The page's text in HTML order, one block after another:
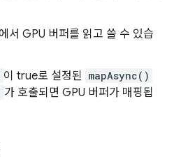
서 GPU 버퍼를 읽고 쓸 수 있습
이 true로 설정된 mapAsync()
가 호출되면 GPU 버퍼가 매핑됩